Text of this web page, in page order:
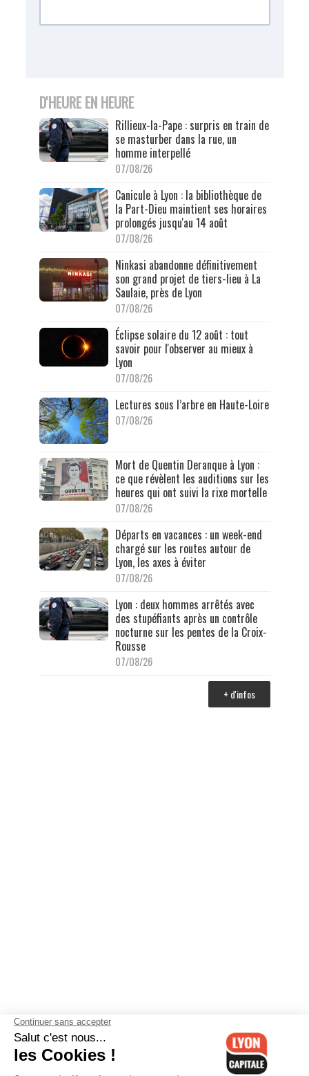
D'HEURE EN HEURE
Rillieux-la-Pape : surpris en train de
se masturber dans la rue, un
homme interpellé
07/08/26
Canicule à Lyon : la bibliothèque de
la Part-Dieu maintient ses horaires
prolongés jusqu'au 14 août
07/08/26
Ninkasi abandonne définitivement
son grand projet de tiers-lieu à La
Saulaie, près de Lyon
07/08/26
Éclipse solaire du 12 août : tout
savoir pour l'observer au mieux à
Lyon
07/08/26
Lectures sous l’arbre en Haute-Loire
07/08/26
Mort de Quentin Deranque à Lyon :
ce que révèlent les auditions sur les
heures qui ont suivi la rixe mortelle
07/08/26
Départs en vacances : un week-end
chargé sur les routes autour de
Lyon, les axes à éviter
07/08/26
Lyon : deux hommes arrêtés avec
des stupéfiants après un contrôle
nocturne sur les pentes de la Croix-
Rousse
07/08/26
+ d'infos